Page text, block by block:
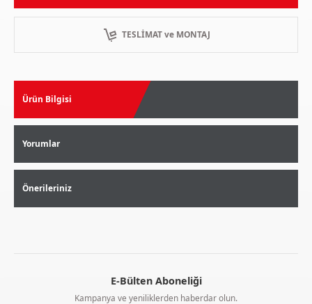
TESLİMAT ve MONTAJ
Ürün Bilgisi
Yorumlar
Önerileriniz
Kolay İade & Değişim Güvenli Alışveriş
E-Bülten Aboneliği
Kampanya ve yeniliklerden haberdar olun.